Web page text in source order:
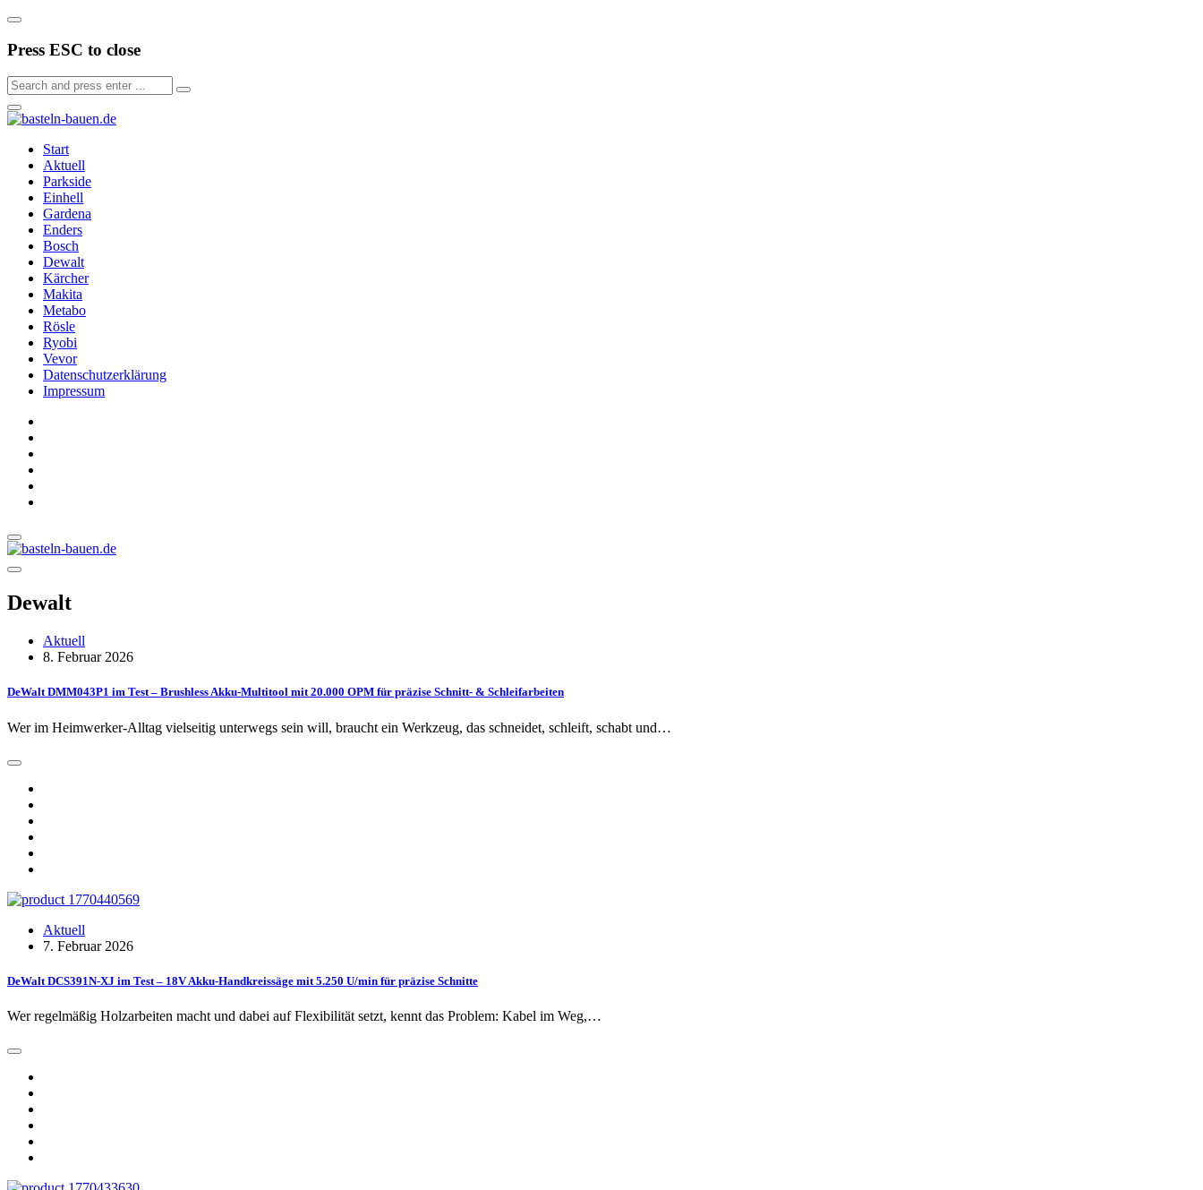
Press ESC to close
Start
Aktuell
Parkside
Einhell
Gardena
Enders
Bosch
Dewalt
Kärcher
Makita
Metabo
Rösle
Ryobi
Vevor
Datenschutzerklärung
Impressum
Dewalt
Aktuell
8. Februar 2026
DeWalt DMM043P1 im Test – Brushless Akku-Multitool mit 20.000 OPM für präzise Schnitt- & Schleifarbeiten
Wer im Heimwerker-Alltag vielseitig unterwegs sein will, braucht ein Werkzeug, das schneidet, schleift, schabt und…
Aktuell
7. Februar 2026
DeWalt DCS391N-XJ im Test – 18V Akku-Handkreissäge mit 5.250 U/min für präzise Schnitte
Wer regelmäßig Holzarbeiten macht und dabei auf Flexibilität setzt, kennt das Problem: Kabel im Weg,…